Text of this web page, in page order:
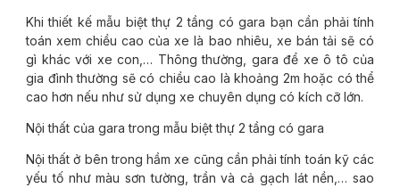
Khi thiết kế mẫu biệt thự 2 tầng có gara bạn cần phải tính
toán xem chiều cao của xe là bao nhiêu, xe bán tải sẽ có
gì khác với xe con,… Thông thường, gara để xe ô tô của
gia đình thường sẽ có chiều cao là khoảng 2m hoặc có thể
cao hơn nếu như sử dụng xe chuyên dụng có kích cỡ lớn.
Nội thất của gara trong mẫu biệt thự 2 tầng có gara
Nội thất ở bên trong hầm xe cũng cần phải tính toán kỹ các
yếu tố như màu sơn tường, trần và cả gạch lát nền,… sao